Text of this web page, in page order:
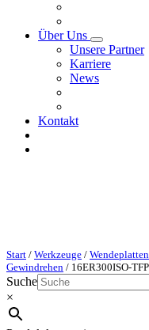
Über Uns
Unsere Partner
Karriere
News
Kontakt
Start / Werkzeuge / Wendeplatten
Gewindrehen / 16ER300ISO-
Suche
×